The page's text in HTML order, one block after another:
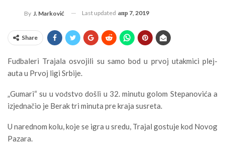
By J. Marković Last updated апр 7, 2019
Share
Fudbaleri Trajala osvojili su samo bod u prvoj utakmici plej-
auta u Prvoj ligi Srbije.
„Gumari“ su u vođstvo došli u 32. minutu golom Stepanovića a
izjednačio je Berak tri minuta pre kraja susreta.
U narednom kolu, koje se igra u sredu, Trajal gostuje kod Novog
Pazara.